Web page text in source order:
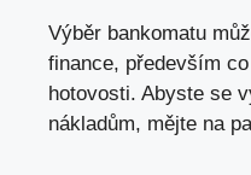
Výběr bankomatu
finance, především
hotovosti. Abyste se
nákladům, mějte na